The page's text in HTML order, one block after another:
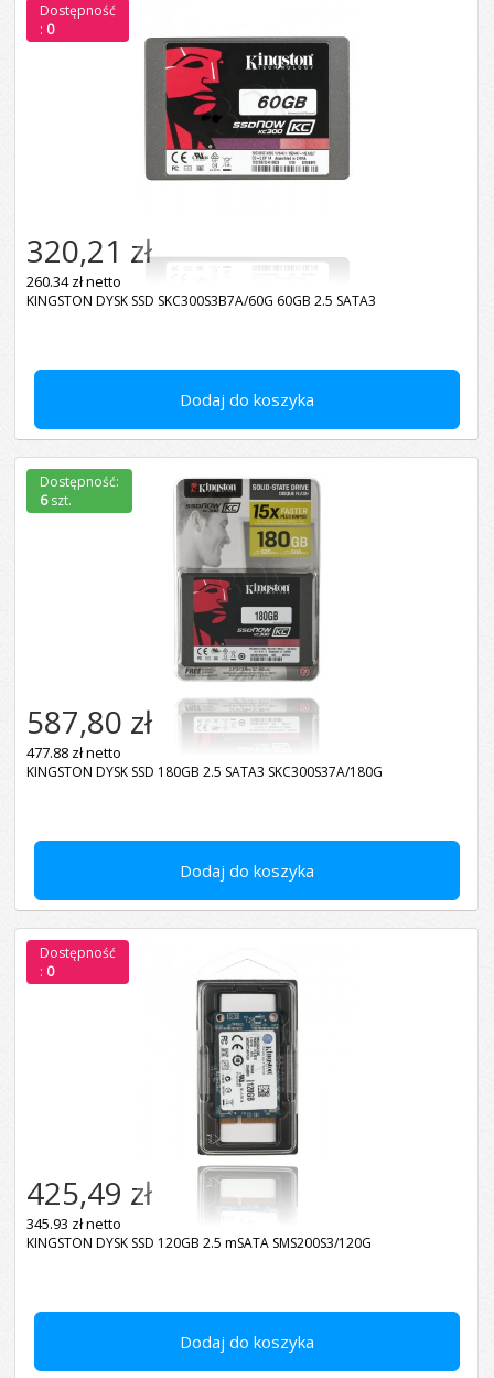
Dodaj do koszyka
320,21 zł
260.34 zł netto
KINGSTON DYSK SSD SKC300S3B7A/60G 60GB 2.5 SATA3
Dostępność
: 0
Dodaj do koszyka
587,80 zł
477.88 zł netto
KINGSTON DYSK SSD 180GB 2.5 SATA3 SKC300S37A/180G
Dostępność:
6szt.
Dodaj do koszyka
425,49 zł
345.93 zł netto
KINGSTON DYSK SSD 120GB 2.5 mSATA SMS200S3/120G
Dostępność
: 0